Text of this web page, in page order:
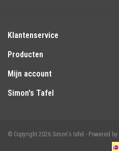
Klantenservice
Producten
Mijn account
Simon's Tafel
© Copyright 2026 Simon's tafel - Powered by